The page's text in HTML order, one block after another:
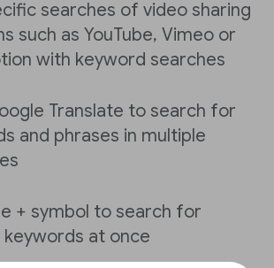
searches of video sharing
such as YouTube, Vimeo or
with keyword searches
Translate to search for
and phrases in multiple
+ symbol to search for
keywords at once